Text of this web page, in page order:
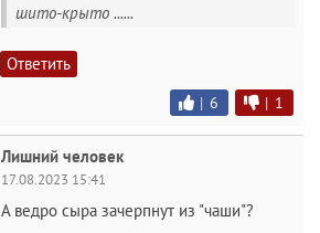
шито-крыто ......
Ответить
| 6 | 1
Лишний человек
17.08.2023 15:41
А ведро сыра зачерпнут из "чаши"?